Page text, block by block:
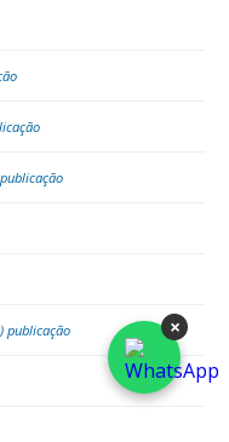
publicação ×